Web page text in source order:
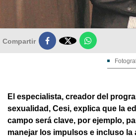
Compartir 
El especialista, creador del
sexualidad, Cesi, explica que la
campo será clave, por ejemplo,
manejar los impulsos e incluso la